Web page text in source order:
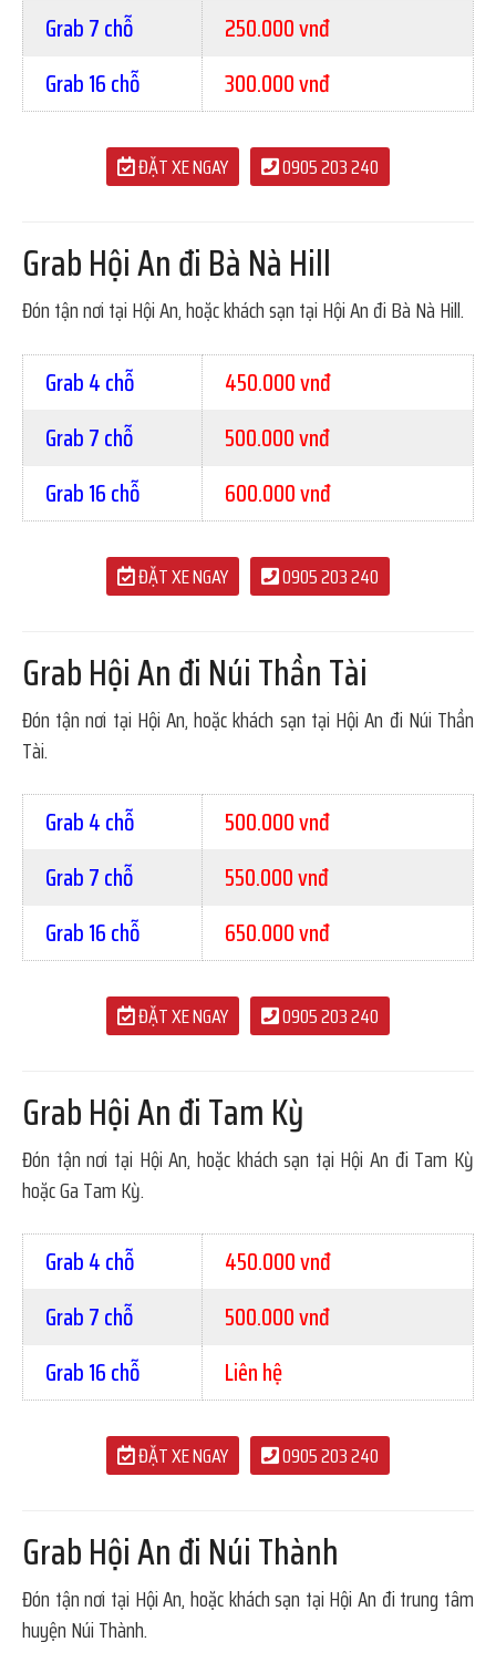
Grab 7 chỗ
250.000 vnđ
Grab 16 chỗ
300.000 vnđ
ĐẶT XE NGAY 0905 203 240
Grab Hội An đi Bà Nà Hill
Đón tận nơi tại Hội An, hoặc khách sạn tại Hội An đi Bà Nà Hill.
Grab 4 chỗ
450.000 vnđ
Grab 7 chỗ
500.000 vnđ
Grab 16 chỗ
600.000 vnđ
ĐẶT XE NGAY 0905 203 240
Grab Hội An đi Núi Thần Tài
Đón tận nơi tại Hội An, hoặc khách sạn tại Hội An đi Núi Thần
Tài.
Grab 4 chỗ
500.000 vnđ
Grab 7 chỗ
550.000 vnđ
Grab 16 chỗ
650.000 vnđ
ĐẶT XE NGAY 0905 203 240
Grab Hội An đi Tam Kỳ
Đón tận nơi tại Hội An, hoặc khách sạn tại Hội An đi Tam Kỳ
hoặc Ga Tam Kỳ.
Grab 4 chỗ
450.000 vnđ
Grab 7 chỗ
500.000 vnđ
Grab 16 chỗ
Liên hệ
ĐẶT XE NGAY 0905 203 240
Grab Hội An đi Núi Thành
Đón tận nơi tại Hội An, hoặc khách sạn tại Hội An đi trung tâm
huyện Núi Thành.